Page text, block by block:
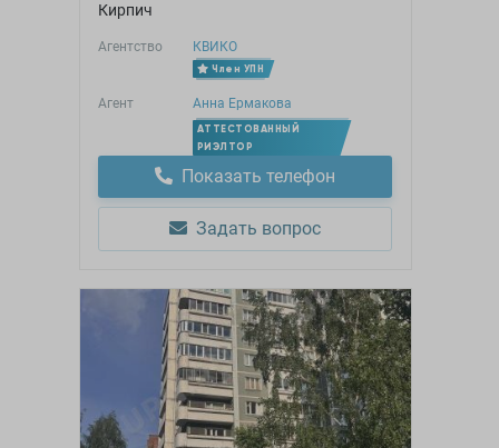
Кирпич
Агентство КВИКО
Член УПН
Агент Анна Ермакова
АТТЕСТОВАННЫЙ
РИЭЛТОР
Показать телефон
Задать вопрос